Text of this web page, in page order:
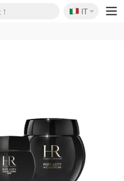
新
折
每日更新
🇮🇹
IT